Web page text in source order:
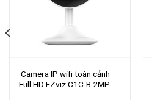
Camera IP wifi toàn cảnh
Full HD EZviz C1C-B 2MP